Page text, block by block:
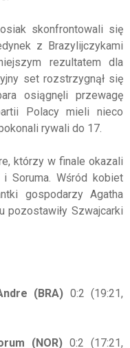
skonfrontowali się
z Brazylijczykami
rezultatem dla
set rozstrzygnął się
osiągnęli przewagę
Polacy mieli nieco
rywali do 17.
którzy w finale okazali
Soruma. Wśród kobiet
gospodarzy Agatha
pozostawiły Szwajcarki
(BRA) 0:2 (19:21,
(NOR) 0:2 (17:21,